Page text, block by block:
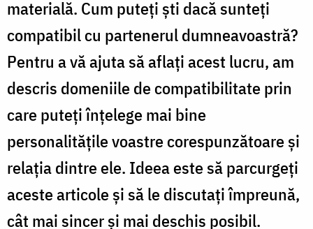
materială. Cum puteţi şti dacă sunteţi
compatibil cu partenerul dumneavoastră?
Pentru a vă ajuta să aflați acest lucru, am
descris domeniile de compatibilitate prin
care puteţi înţelege mai bine
personalităţile voastre corespunzătoare şi
relaţia dintre ele. Ideea este să parcurgeţi
aceste articole şi să le discutaţi împreună,
cât mai sincer şi mai deschis posibil.